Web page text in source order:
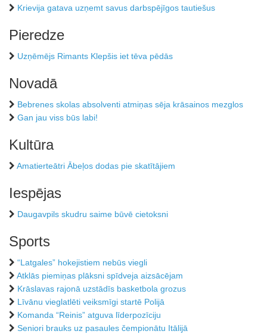
Krievija gatava uzņemt savus darbspējīgos tautiešus
Pieredze
Uzņēmējs Rimants Klepšis iet tēva pēdās
Novadā
Bebrenes skolas absolventi atmiņas sēja krāsainos mezglos
Gan jau viss būs labi!
Kultūra
Amatierteātri Ābeļos dodas pie skatītājiem
Iespējas
Daugavpils skudru saime būvē cietoksni
Sports
“Latgales” hokejistiem nebūs viegli
Atklās piemiņas plāksni spīdveja aizsācējam
Krāslavas rajonā uzstādīs basketbola grozus
Līvānu vieglatlēti veiksmīgi startē Polijā
Komanda “Reinis” atguva līderpozīciju
Seniori brauks uz pasaules čempionātu Itālijā